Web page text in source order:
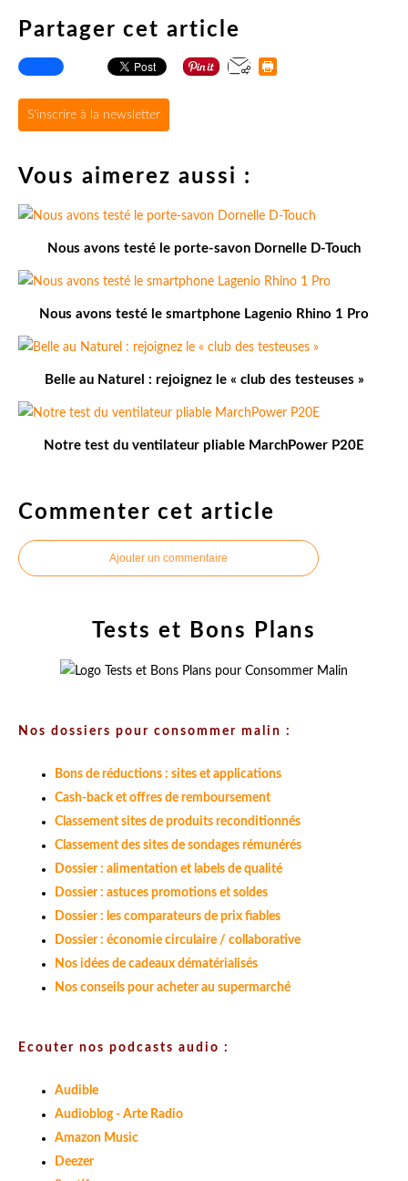
Partager cet article
S'inscrire à la newsletter
Vous aimerez aussi :
Nous avons testé le porte-savon Dornelle D-Touch
Nous avons testé le smartphone Lagenio Rhino 1 Pro
Belle au Naturel : rejoignez le « club des testeuses »
Notre test du ventilateur pliable MarchPower P20E
Commenter cet article
Ajouter un commentaire
Tests et Bons Plans
Nos dossiers pour consommer malin :
Bons de réductions : sites et applications
Cash-back et offres de remboursement
Classement sites de produits reconditionnés
Classement des sites de sondages rémunérés
Dossier : alimentation et labels de qualité
Dossier : astuces promotions et soldes
Dossier : les comparateurs de prix fiables
Dossier : économie circulaire / collaborative
Nos idées de cadeaux dématérialisés
Nos conseils pour acheter au supermarché
Ecouter nos podcasts audio :
Audible
Audioblog - Arte Radio
Amazon Music
Deezer